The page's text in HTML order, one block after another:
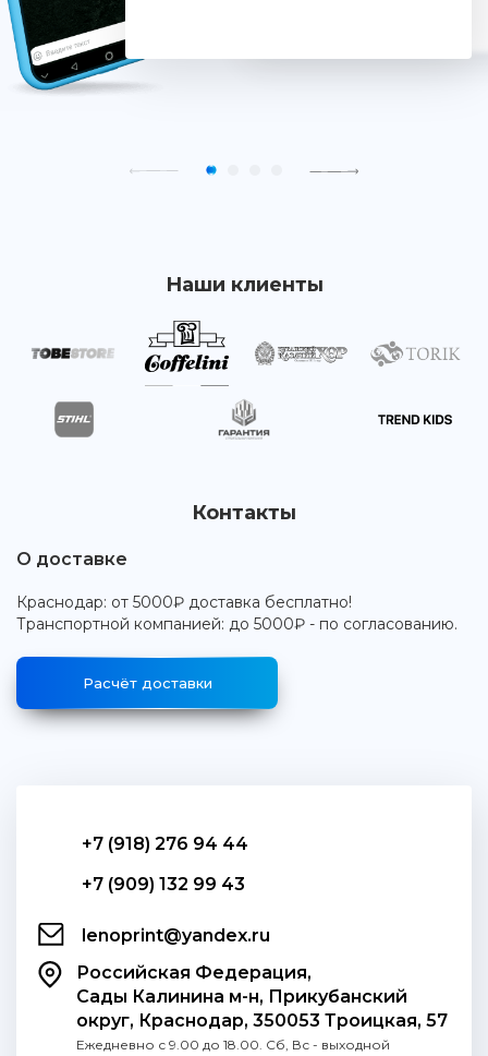
Наши клиенты
Контакты
О доставке
Краснодар: от 5000₽ доставка бесплатно!
Транспортной компанией: до 5000₽ - по согласованию.
Расчёт доставки
+7 (918) 276 94 44
+7 (909) 132 99 43
lenoprint@yandex.ru
Российская Федерация,
Сады Калинина м-н, Прикубанский
округ, Краснодар, 350053 Троицкая, 57
Ежедневно с 9.00 до 18.00. Сб, Вс - выходной